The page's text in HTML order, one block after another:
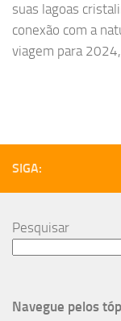
suas lagoas
conexão com a
viagem para
SIGA:
Pesquisar
Navegue pelos